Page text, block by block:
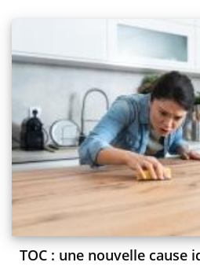
TOC : une nouvelle cause